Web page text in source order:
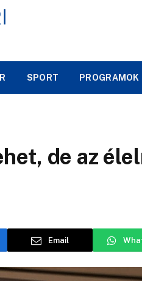
SPORT PROGRAMOK
de az
Email